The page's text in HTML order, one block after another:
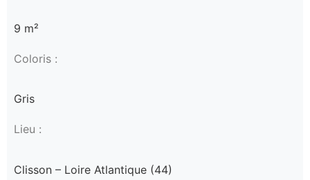
9 m²
Coloris :
Gris
Lieu :
Clisson – Loire Atlantique (44)